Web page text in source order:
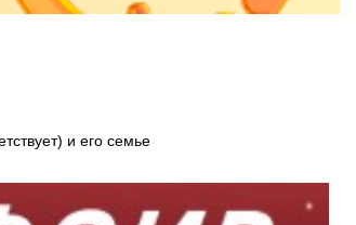
и его семье